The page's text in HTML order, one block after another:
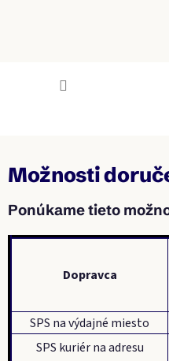
Možnosti
Ponúkame tieto
Dopravca
SPS na výdajné miesto
SPS kuriér na adresu